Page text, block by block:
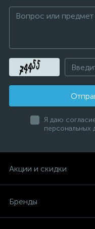
Я даю
персональных
Акции и скидки
Бренды